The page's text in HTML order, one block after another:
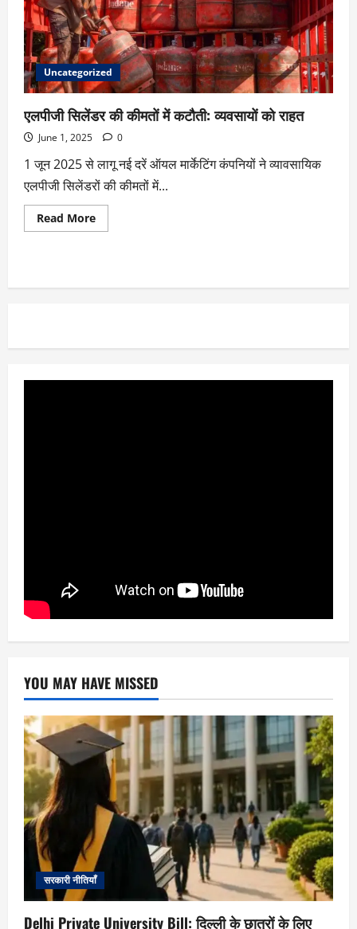
Uncategorized
एलपीजी सिलेंडर की कीमतों में कटौती: व्यवसायों को राहत
June 1, 2025 0
1 जून 2025 से लागू नई दरें ऑयल मार्केटिंग कंपनियों ने व्यावसायिक
एलपीजी सिलेंडरों की कीमतों में...
Read More
YOU MAY HAVE MISSED
सरकारी नीतियाँ
Delhi Private University Bill: दिल्ली के छात्रों के लिए